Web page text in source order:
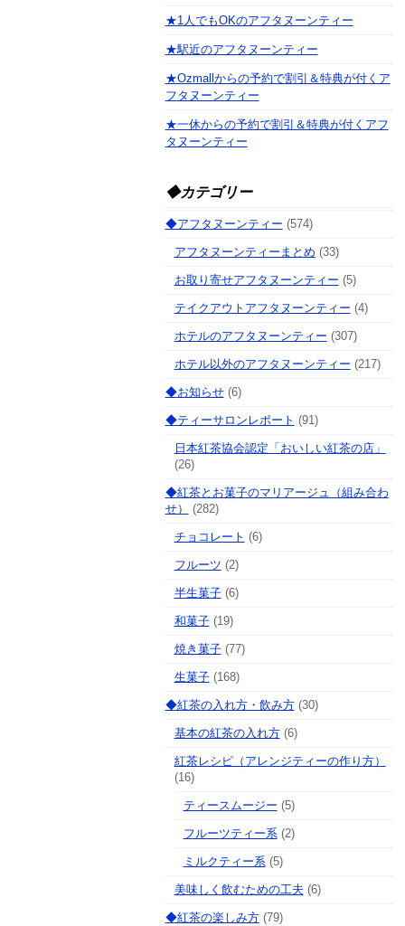
★1人でもOKのアフタヌーンティー
★駅近のアフタヌーンティー
★Ozmallからの予約で割引＆特典が付くア
フタヌーンティー
★一休からの予約で割引＆特典が付くアフ
タヌーンティー
◆カテゴリー
◆アフタヌーンティー (574)
アフタヌーンティーまとめ (33)
お取り寄せアフタヌーンティー (5)
テイクアウトアフタヌーンティー (4)
ホテルのアフタヌーンティー (307)
ホテル以外のアフタヌーンティー (217)
◆お知らせ(6)
◆ティーサロンレポート (91)
日本紅茶協会認定「おいしい紅茶の店」
(26)
◆紅茶とお菓子のマリアージュ（組み合わ
せ）
(282)
チョコレート (6)
フルーツ (2)
半生菓子(6)
和菓子(19)
焼き菓子(77)
生菓子(168)
◆紅茶の入れ方・飲み方(30)
基本の紅茶の入れ方(6)
紅茶レシピ（アレンジティーの作り方）
(16)
ティースムージー (5)
フルーツティー系(2)
ミルクティー系(5)
美味しく飲むための工夫 (6)
◆紅茶の楽しみ方(79)